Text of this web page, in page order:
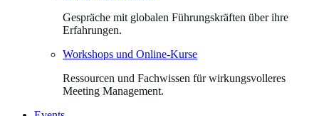
Gespräche mit globalen Führungskräften über ihre
Erfahrungen.
Workshops und Online-Kurse
Ressourcen und Fachwissen für wirkungsvolleres
Meeting Management.